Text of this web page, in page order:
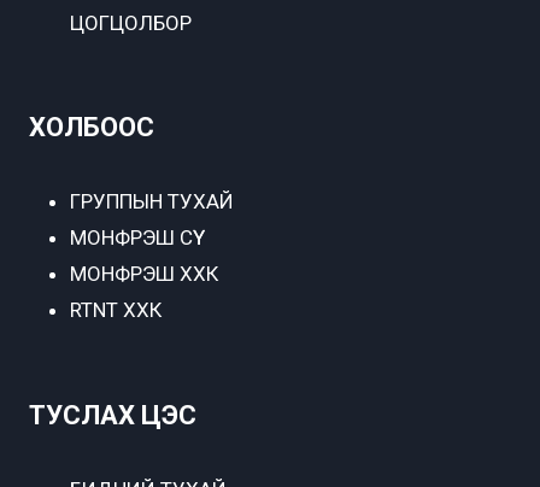
ЦОГЦОЛБОР
ХОЛБООС
ГРУППЫН ТУХАЙ
МОНФРЭШ СҮҮ
МОНФРЭШ ХХК
RTNT ХХК
ТУСЛАХ ЦЭС